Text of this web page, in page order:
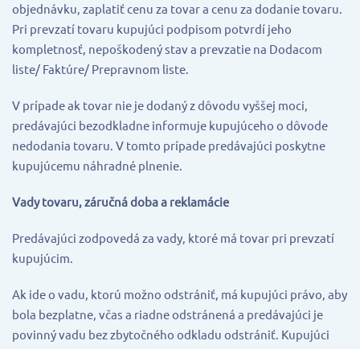
objednávku, zaplatiť cenu za tovar a cenu za dodanie tovaru.
Pri prevzatí tovaru kupujúci podpisom potvrdí jeho
kompletnosť, nepoškodený stav a prevzatie na Dodacom
liste/ Faktúre/ Prepravnom liste.
V prípade ak tovar nie je dodaný z dôvodu vyššej moci,
predávajúci bezodkladne informuje kupujúceho o dôvode
nedodania tovaru. V tomto prípade predávajúci poskytne
kupujúcemu náhradné plnenie.
Vady tovaru, záručná doba a reklamácie
Predávajúci zodpovedá za vady, ktoré má tovar pri prevzatí
kupujúcim.
Ak ide o vadu, ktorú možno odstrániť, má kupujúci právo, aby
bola bezplatne, včas a riadne odstránená a predávajúci je
povinný vadu bez zbytočného odkladu odstrániť. Kupujúci